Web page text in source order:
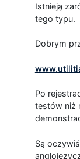
Istnieją
tego typu.
Dobrym
Po
testów niż
Są